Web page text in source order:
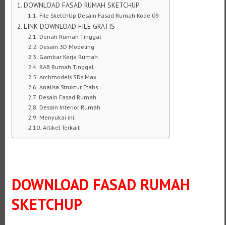
DOWNLOAD FASAD RUMAH SKETCHUP
File SketchUp Desain Fasad Rumah Kode 09
LINK DOWNLOAD FILE GRATIS
Denah Rumah Tinggal
Desain 3D Modeling
Gambar Kerja Rumah
RAB Rumah Tinggal
Archmodels 3Ds Max
Analisa Struktur Etabs
Desain Fasad Rumah
Desain Interior Rumah
Menyukai ini:
Artikel Terkait
DOWNLOAD FASAD RUMAH
SKETCHUP